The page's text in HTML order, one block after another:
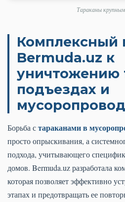
Тараканы
Комплексный
Bermuda.uz к
уничтожению
подъездах и
Борьба стараканами в
просто опрыскивания, а
подхода, учитывающего
домов. Bermuda.uz разработала
которая позволяет эффективно
этапах и предотвращать ее